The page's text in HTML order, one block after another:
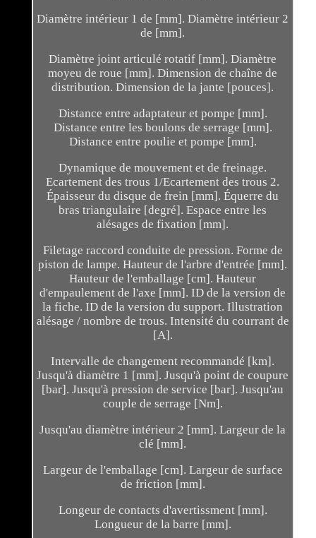
Diamètre intérieur 1 de [mm]. Diamètre intérieur 2
de [mm].
Diamètre joint articulé rotatif [mm]. Diamètre
moyeu de roue [mm]. Dimension de chaîne de
distribution. Dimension de la jante [pouces].
Distance entre adaptateur et pompe [mm].
Distance entre les boulons de serrage [mm].
Distance entre poulie et pompe [mm].
Dynamique de mouvement et de freinage.
Ecartement des trous 1/Ecartement des trous 2.
Épaisseur du disque de frein [mm]. Équerre du
bras triangulaire [degré]. Espace entre les
alésages de fixation [mm].
Filetage raccord conduite de pression. Forme de
piston de lampe. Hauteur de l'arbre d'entrée [mm].
Hauteur de l'emballage [cm]. Hauteur
d'empaulement de l'axe [mm]. ID de la version de
la fiche. ID de la version du support. Illustration
alésage / nombre de trous. Intensité du courrant de
[A].
Intervalle de changement recommandé [km].
Jusqu'à diamètre 1 [mm]. Jusqu'à point de coupure
[bar]. Jusqu'à pression de service [bar]. Jusqu'au
couple de serrage [Nm].
Jusqu'au diamètre intérieur 2 [mm]. Largeur de la
clé [mm].
Largeur de l'emballage [cm]. Largeur de surface
de friction [mm].
Longeur de contacts d'avertissment [mm].
Longueur de la barre [mm].